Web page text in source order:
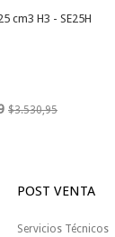
cm3 H3 - SE25H
$3.530,95
POST VENTA
Servicios Técnicos